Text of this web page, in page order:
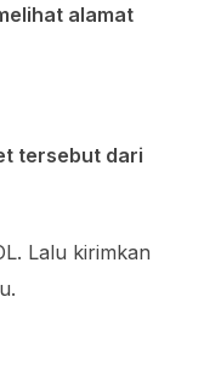
alamat
tersebut dari
Lalu kirimkan